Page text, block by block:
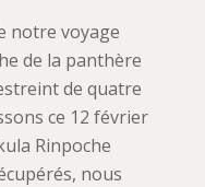
notre voyage
de la panthère
de quatre
ce 12 février
Rinpoche
nous